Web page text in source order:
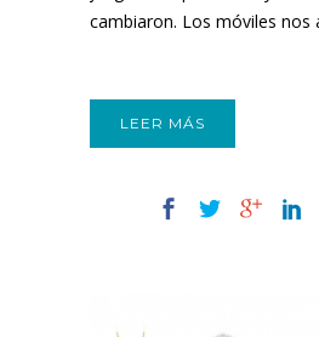
cambiaron. Los móviles nos
LEER MÁS